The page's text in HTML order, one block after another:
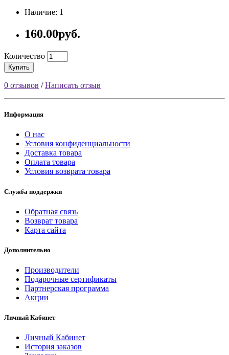
Наличие: 1
160.00руб.
Количество
Купить
0 отзывов /Написать отзыв
Информация
О нас
Условия конфиденциальности
Доставка товара
Оплата товара
Условия возврата товара
Служба поддержки
Обратная связь
Возврат товара
Карта сайта
Дополнительно
Производители
Подарочные сертификаты
Партнерская программа
Акции
Личный Кабинет
Личный Кабинет
История заказов